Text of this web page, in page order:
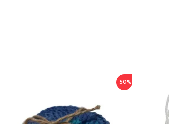
−50%